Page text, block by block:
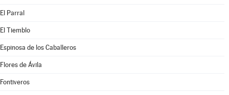
El Parral
El Tiemblo
Espinosa de los Caballeros
Flores de Ávila
Fontiveros